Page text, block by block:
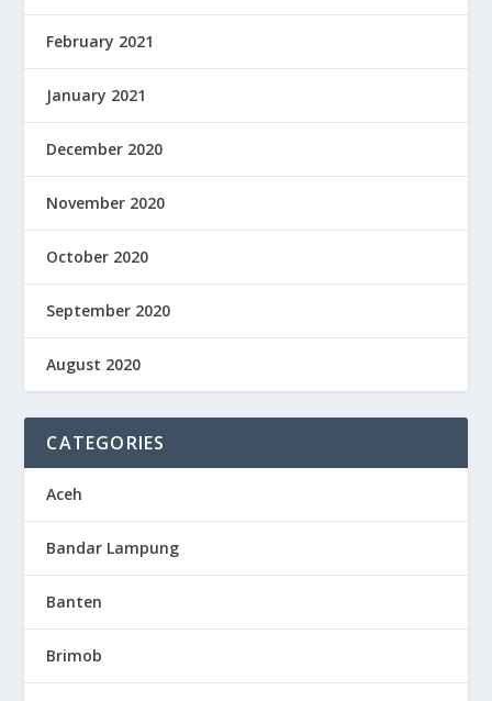
February 2021
January 2021
December 2020
November 2020
October 2020
September 2020
August 2020
CATEGORIES
Aceh
Bandar Lampung
Banten
Brimob